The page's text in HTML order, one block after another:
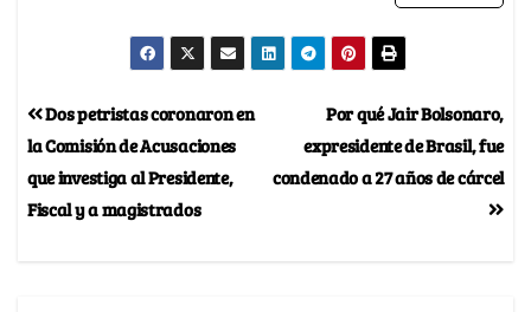
Por qué Jair Bolsonaro,
expresidente de Brasil, fue
condenado a 27 años de cárcel
Dos petristas coronaron en
la Comisión de Acusaciones
que investiga al Presidente,
Fiscal y a magistrados